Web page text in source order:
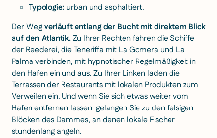
Typologie: urban und asphaltiert.
Der Wegverläuft entlang der Bucht mit direktem Blick
auf den Atlantik.Zu Ihrer Rechten fahren die Schiffe
der Reederei, die Teneriffa mit La Gomera und La
Palma verbinden, mit hypnotischer Regelmäßigkeit in
den Hafen ein und aus. Zu Ihrer Linken laden die
Terrassen der Restaurants mit lokalen Produkten zum
Verweilen ein. Und wenn Sie sich etwas weiter vom
Hafen entfernen lassen, gelangen Sie zu den felsigen
Blöcken des Dammes, an denen lokale Fischer
stundenlang angeln.